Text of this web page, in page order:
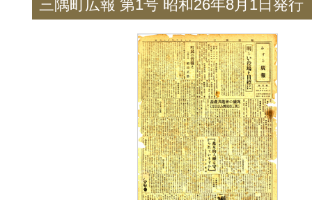
三隅町広報 第1号 昭和26年8月1日発行